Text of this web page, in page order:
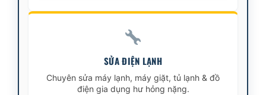
SỬA ĐIỆN LẠNH
Chuyên sửa máy lạnh, máy giặt, tủ lạnh & đồ
điện gia dụng hư hỏng nặng.